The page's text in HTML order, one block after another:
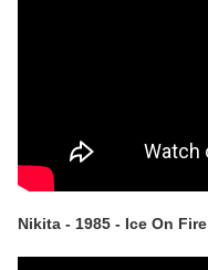
Nikita - 1985 - Ice On Fire